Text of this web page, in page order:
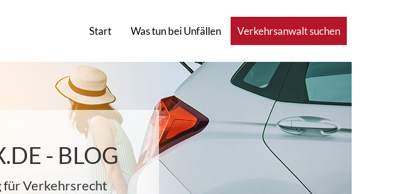
Start Was tun bei Unfällen Verkehrsanwalt suchen
- BLOG
für Verkehrsrecht